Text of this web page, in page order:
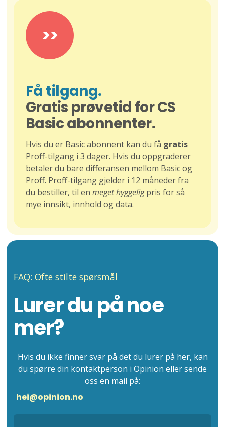
>>
Få tilgang.
Gratis prøvetid for CS
Basic abonnenter.
Hvis du er Basic abonnent kan du få gratis
Proff-tilgang i 3 dager. Hvis du oppgraderer
betaler du bare differansen mellom Basic og
Proff. Proff-tilgang gjelder i 12 måneder fra
du bestiller, til en meget hyggeligpris for så
mye innsikt, innhold og data.
FAQ: Ofte stilte spørsmål
Lurer du på noe
mer?
Hvis du ikke finner svar på det du lurer på her, kan
du spørre din kontaktperson i Opinion eller sende
oss en mail på:
hei@opinion.no